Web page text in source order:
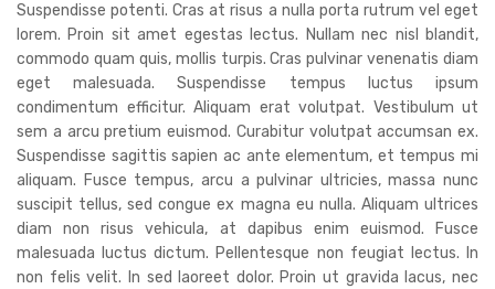
Suspendisse potenti. Cras at risus a nulla porta rutrum vel eget
lorem. Proin sit amet egestas lectus. Nullam nec nisl blandit,
commodo quam quis, mollis turpis. Cras pulvinar venenatis diam
eget malesuada. Suspendisse tempus luctus ipsum
condimentum efficitur. Aliquam erat volutpat. Vestibulum ut
sem a arcu pretium euismod. Curabitur volutpat accumsan ex.
Suspendisse sagittis sapien ac ante elementum, et tempus mi
aliquam. Fusce tempus, arcu a pulvinar ultricies, massa nunc
suscipit tellus, sed congue ex magna eu nulla. Aliquam ultrices
diam non risus vehicula, at dapibus enim euismod. Fusce
malesuada luctus dictum. Pellentesque non feugiat lectus. In
non felis velit. In sed laoreet dolor. Proin ut gravida lacus, nec